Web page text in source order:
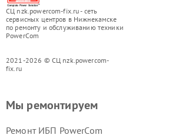
СЦ nzk.powercom-fix.ru - сеть
сервисных центров в Нижнекамске
по ремонту и обслуживанию техники
PowerCom
2021-2026 © СЦ nzk.powercom-
fix.ru
Мы ремонтируем
Ремонт ИБП PowerCom